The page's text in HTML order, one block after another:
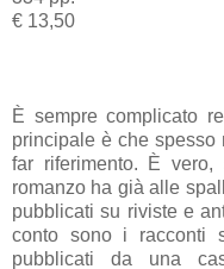
€ 13,50
È sempre complicato
principale è che
far riferimento. È vero,
romanzo ha già alle
pubblicati su riviste e
conto sono i racconti
pubblicati da una